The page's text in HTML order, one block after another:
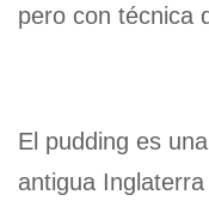
pero con técnica
El pudding es
antigua